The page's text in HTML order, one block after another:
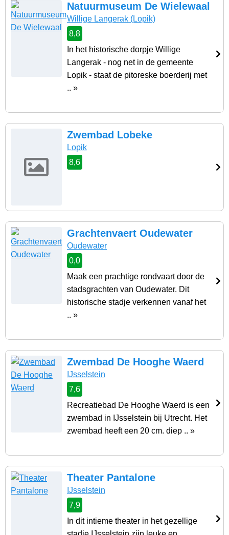
Natuurmuseum De Wielewaal
Willige Langerak (Lopik)
8,8
In het historische dorpje Willige
Langerak - nog net in de gemeente
Lopik - staat de pitoreske boerderij met
.. »
Zwembad Lobeke
Lopik
8,6
Grachtenvaert Oudewater
Oudewater
0,0
Maak een prachtige rondvaart door de
stadsgrachten van Oudewater. Dit
historische stadje verkennen vanaf het
.. »
Zwembad De Hooghe Waerd
IJsselstein
7,6
Recreatiebad De Hooghe Waerd is een
zwembad in IJsselstein bij Utrecht. Het
zwembad heeft een 20 cm. diep .. »
Theater Pantalone
IJsselstein
7,9
In dit intieme theater in het gezellige